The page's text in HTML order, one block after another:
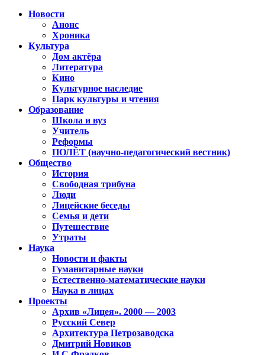
Новости
Анонс
Хроника
Культура
Дом актёра
Литература
Кино
Культурное наследие
Парк культуры и чтения
Образование
Школа и вуз
Учитель
Реформы
ПОЛЁТ (научно-педагогический вестник)
Общество
История
Свободная трибуна
Люди
Лицейские беседы
Семья и дети
Путешествие
Утраты
Наука
Новости и факты
Гуманитарные науки
Естественно-математические науки
Наука в лицах
Проекты
Архив «Лицея». 2000 — 2003
Русский Север
Архитектура Петрозаводска
Дмитрий Новиков